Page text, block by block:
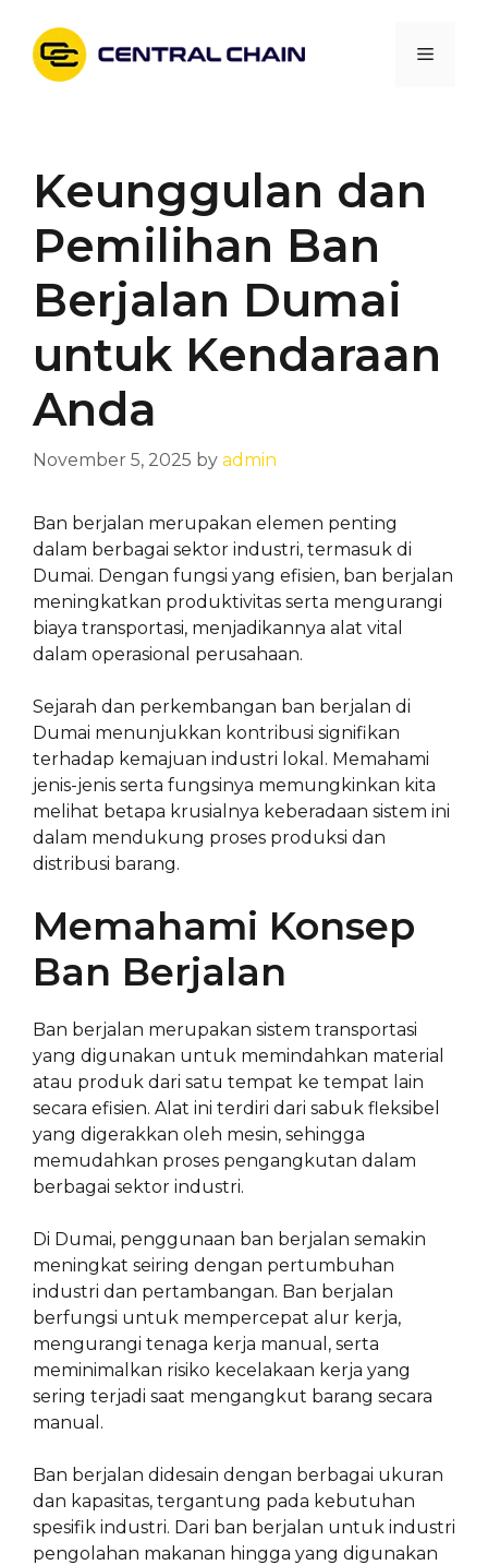
content
Menu
Keunggulan dan
Pemilihan Ban
Berjalan Dumai
untuk Kendaraan
Anda
November 5, 2025 by admin
Ban berjalan merupakan elemen penting
dalam berbagai sektor industri, termasuk di
Dumai. Dengan fungsi yang efisien, ban berjalan
meningkatkan produktivitas serta mengurangi
biaya transportasi, menjadikannya alat vital
dalam operasional perusahaan.
Sejarah dan perkembangan ban berjalan di
Dumai menunjukkan kontribusi signifikan
terhadap kemajuan industri lokal. Memahami
jenis-jenis serta fungsinya memungkinkan kita
melihat betapa krusialnya keberadaan sistem ini
dalam mendukung proses produksi dan
distribusi barang.
Memahami Konsep
Ban Berjalan
Ban berjalan merupakan sistem transportasi
yang digunakan untuk memindahkan material
atau produk dari satu tempat ke tempat lain
secara efisien. Alat ini terdiri dari sabuk fleksibel
yang digerakkan oleh mesin, sehingga
memudahkan proses pengangkutan dalam
berbagai sektor industri.
Di Dumai, penggunaan ban berjalan semakin
meningkat seiring dengan pertumbuhan
industri dan pertambangan. Ban berjalan
berfungsi untuk mempercepat alur kerja,
mengurangi tenaga kerja manual, serta
meminimalkan risiko kecelakaan kerja yang
sering terjadi saat mengangkut barang secara
manual.
Ban berjalan didesain dengan berbagai ukuran
dan kapasitas, tergantung pada kebutuhan
spesifik industri. Dari ban berjalan untuk industri
pengolahan makanan hingga yang digunakan